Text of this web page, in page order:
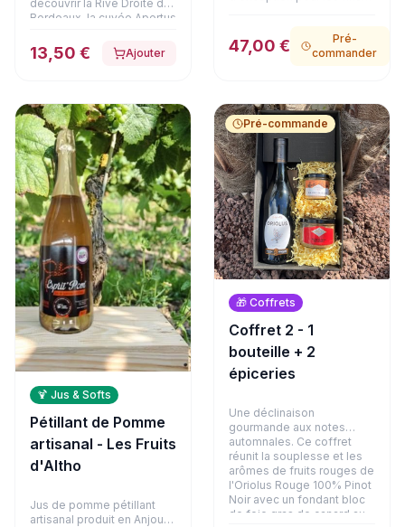
découvrir la Rive Droite de
Bordeaux, la cuvée Apertus
ans implantées sur des
terroirs argilo-calcaires et
en barriques, ce vin arbore
une jolie robe couleur
rubis. Son nez offre des
arômes subtils de cacao et
de bois brûlé, ouvrant sur
une bouche élégante,
racée et d'une grande
pureté.
13,50 € Ajouter
Émilion aux arômes
profonds de fruits noirs et
la fleur de sel en bocal
(125g). Le coffret est
complété par
d'onctueuses rillettes pur
canard au magret fumé
(180g) et une délicate
terrine de cerf à la Fine
Champagne (180g). Une
expérience gastronomique
haut de gamme, présentée
dans son emballage
soigné.
47,00 €
Pré-
commander
🍹 Jus & Softs
Pétillant de Pomme
artisanal - Les Fruits
d'Altho
Jus de pomme pétillant
artisanal produit en Anjou
Pré-commande
🎁 Coffrets
Coffret 2 - 1
bouteille + 2
épiceries
Une déclinaison
gourmande aux notes
automnales. Ce coffret
réunit la souplesse et les
arômes de fruits rouges de
l'Oriolus Rouge 100% Pinot
Noir avec un fondant bloc
de foie gras de canard au